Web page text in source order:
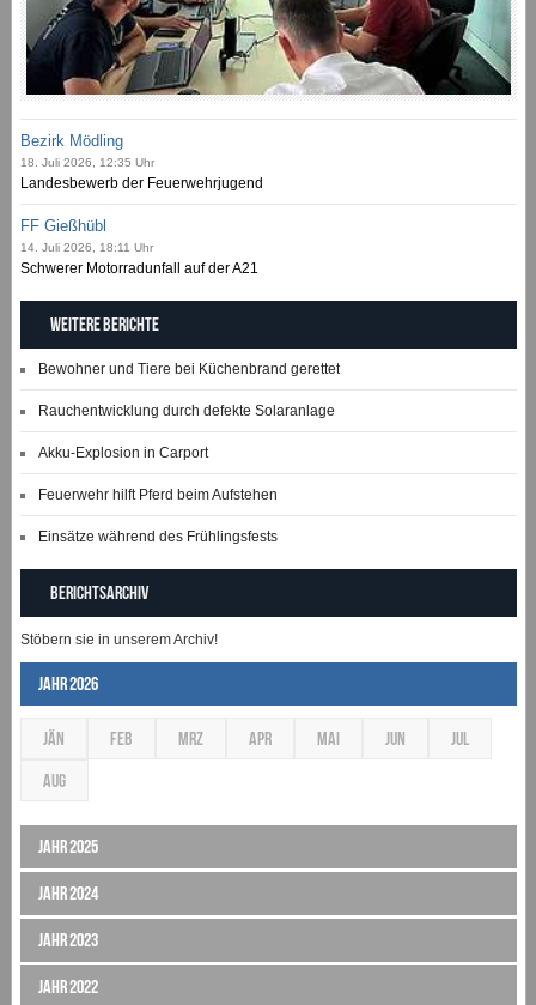
Bezirk Mödling
18. Juli 2026, 12:35 Uhr
Landesbewerb der Feuerwehrjugend
FF Gießhübl
14. Juli 2026, 18:11 Uhr
Schwerer Motorradunfall auf der A21
Weitere Berichte
Bewohner und Tiere bei Küchenbrand gerettet
Rauchentwicklung durch defekte Solaranlage
Akku-Explosion in Carport
Feuerwehr hilft Pferd beim Aufstehen
Einsätze während des Frühlingsfests
Berichtsarchiv
Stöbern sie in unserem Archiv!
Jahr 2026
JÄN FEB MRZ APR MAI JUN JUL
AUG
Jahr 2025
Jahr 2024
Jahr 2023
Jahr 2022